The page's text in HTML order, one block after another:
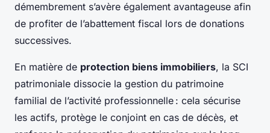
démembrement s’avère également avantageuse afin
de profiter de l’abattement fiscal lors de donations
successives.
En matière de protection biens immobiliers, la SCI
patrimoniale dissocie la gestion du patrimoine
familial de l’activité professionnelle : cela sécurise
les actifs, protège le conjoint en cas de décès, et